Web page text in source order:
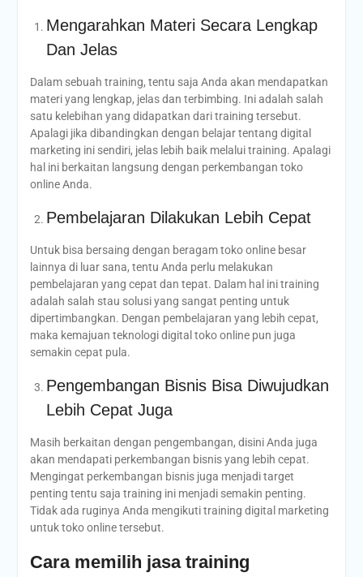
Mengarahkan Materi Secara Lengkap
Dan Jelas
Dalam sebuah training, tentu saja Anda akan mendapatkan
materi yang lengkap, jelas dan terbimbing. Ini adalah salah
satu kelebihan yang didapatkan dari training tersebut.
Apalagi jika dibandingkan dengan belajar tentang digital
marketing ini sendiri, jelas lebih baik melalui training. Apalagi
hal ini berkaitan langsung dengan perkembangan toko
online Anda.
Pembelajaran Dilakukan Lebih Cepat
Untuk bisa bersaing dengan beragam toko online besar
lainnya di luar sana, tentu Anda perlu melakukan
pembelajaran yang cepat dan tepat. Dalam hal ini training
adalah salah stau solusi yang sangat penting untuk
dipertimbangkan. Dengan pembelajaran yang lebih cepat,
maka kemajuan teknologi digital toko online pun juga
semakin cepat pula.
Pengembangan Bisnis Bisa Diwujudkan
Lebih Cepat Juga
Masih berkaitan dengan pengembangan, disini Anda juga
akan mendapati perkembangan bisnis yang lebih cepat.
Mengingat perkembangan bisnis juga menjadi target
penting tentu saja training ini menjadi semakin penting.
Tidak ada ruginya Anda mengikuti training digital marketing
untuk toko online tersebut.
Cara memilih jasa training